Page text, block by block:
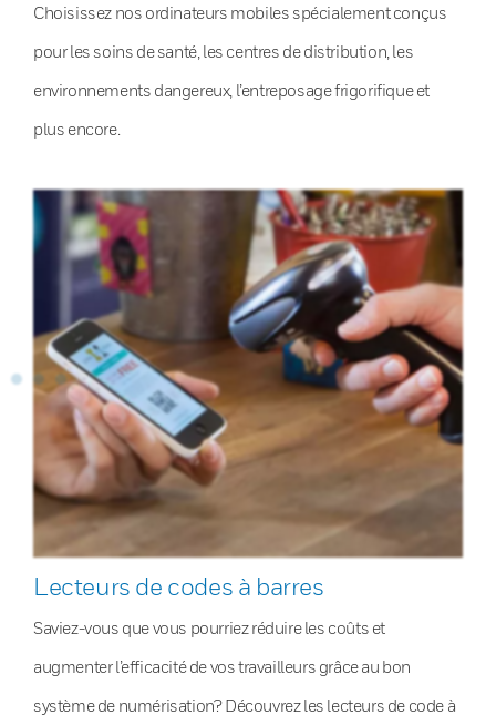
Choisissez nos ordinateurs mobiles spécialement conçus
pour les soins de santé, les centres de distribution, les
environnements dangereux, l’entreposage frigorifique et
plus encore.
Lecteurs de codes à barres
Saviez-vous que vous pourriez réduire les coûts et
augmenter l’efficacité de vos travailleurs grâce au bon
système de numérisation? Découvrez les lecteurs de code à